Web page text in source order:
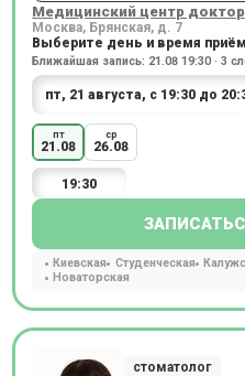
Медицинский центр
Москва, Брянская, д. 7
Выберите день и время
Ближайшая запись: 21.08 19:30 · 3
пт
21.08
ср
26.08
19:30
Киевская Студенческая
Новаторская
стоматолог